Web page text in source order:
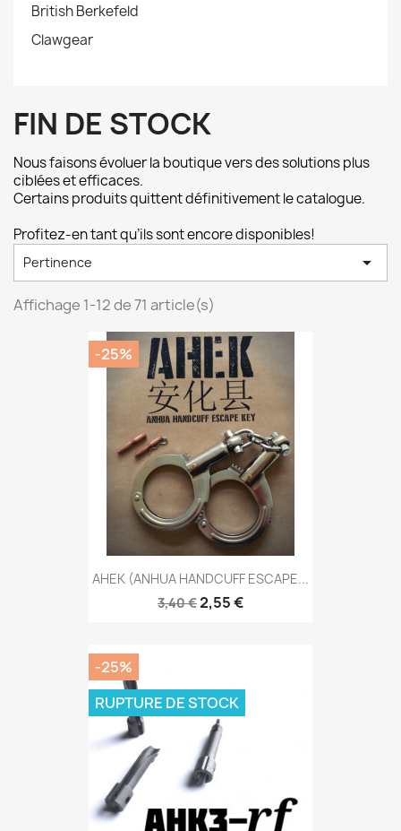
British Berkefeld
Clawgear
FIN DE STOCK
Nous faisons évoluer la boutique vers des solutions plus
ciblées et efficaces.
Certains produits quittent définitivement le catalogue.
Profitez-en tant qu’ils sont encore disponibles!
Pertinence 
Affichage 1-12 de 71 article(s)
AHEK (ANHUA HANDCUFF ESCAPE...
3,40 €2,55 €
-25%
-25%
RUPTURE DE STOCK